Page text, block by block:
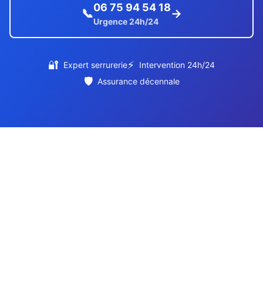
📞06 75 94 54 18
Urgence 24h/24
→
🔐 Expert serrurerie⚡ Intervention 24h/24
🛡️ Assurance décennale